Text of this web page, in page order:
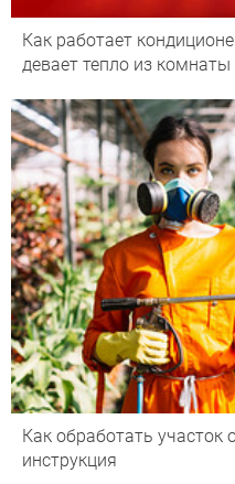
Как работает
девает тепло из комнаты
Как обработать участок
инструкция